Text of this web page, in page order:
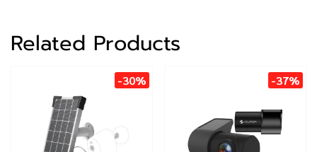
Related Products
-30% -37%